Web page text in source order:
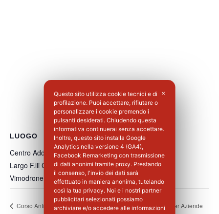
LUOGO
Centro Addestramento Vimodrone
Largo F.lli Cervi, 8
Vimodrone
MI 20900 Italia + Google Maps
Corso Antincendio
Corso Base Primo Soccorso per Aziende
✕
Questo sito utilizza cookie tecnici e di
profilazione. Puoi accettare, rifiutare o
personalizzare i cookie premendo i
pulsanti desiderati. Chiudendo questa
informativa continuerai senza accettare.
Inoltre, questo sito installa Google
Analytics nella versione 4 (GA4),
Facebook Remarketing con trasmissione
di dati anonimi tramite proxy. Prestando
il consenso, l'invio dei dati sarà
effettuato in maniera anonima, tutelando
così la tua privacy. Noi e i nostri partner
pubblicitari selezionati possiamo
archiviare e/o accedere alle informazioni